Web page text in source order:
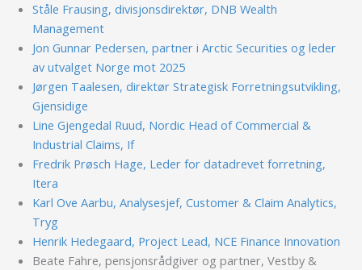
Ståle Frausing, divisjonsdirektør, DNB Wealth
Management
Jon Gunnar Pedersen, partner i Arctic Securities og leder
av utvalget Norge mot 2025
Jørgen Taalesen, direktør Strategisk Forretningsutvikling,
Gjensidige
Line Gjengedal Ruud, Nordic Head of Commercial &
Industrial Claims, If
Fredrik Prøsch Hage, Leder for datadrevet forretning,
Itera
Karl Ove Aarbu, Analysesjef, Customer & Claim Analytics,
Tryg
Henrik Hedegaard, Project Lead, NCE Finance Innovation
Beate Fahre, pensjonsrådgiver og partner, Vestby &